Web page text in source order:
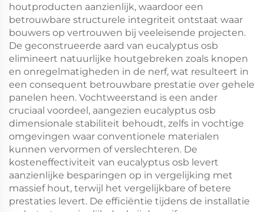
houtproducten aanzienlijk, waardoor een
betrouwbare structurele integriteit ontstaat waar
bouwers op vertrouwen bij veeleisende projecten.
De geconstrueerde aard van eucalyptus osb
elimineert natuurlijke houtgebreken zoals knopen
en onregelmatigheden in de nerf, wat resulteert in
een consequent betrouwbare prestatie over gehele
panelen heen. Vochtweerstand is een ander
cruciaal voordeel, aangezien eucalyptus osb
dimensionale stabiliteit behoudt, zelfs in vochtige
omgevingen waar conventionele materialen
kunnen vervormen of verslechteren. De
kosteneffectiviteit van eucalyptus osb levert
aanzienlijke besparingen op in vergelijking met
massief hout, terwijl het vergelijkbare of betere
prestaties levert. De efficiëntie tijdens de installatie